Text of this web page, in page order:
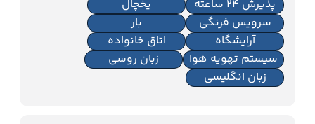
پذیرش 24 ساعته
یخچال
سرویس فرنگی
بار
آرایشگاه
اتاق خانواده
سیستم تهویه هوا
زبان روسی
زبان انگلیسی